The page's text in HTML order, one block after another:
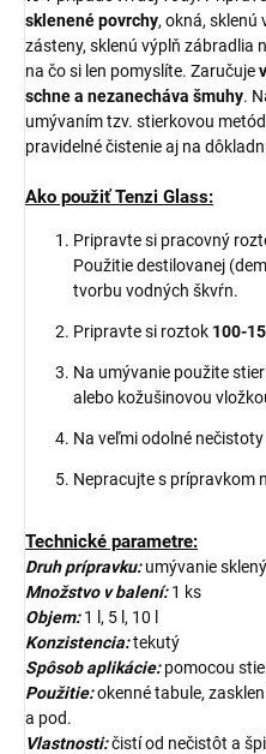
sklenené povrchy, okná, sklenú
zásteny, sklenú výplň zábradlia
na čo si len pomyslíte. Zaručuje
schne a nezanecháva šmuhy.
umývaním tzv. stierkovou
pravidelné čistenie aj na
Ako použiť Tenzi Glass:
Pripravte si pracovný
Použitie destilovanej
tvorbu vodných škvŕn.
Pripravte si roztok 100-
Na umývanie použite
alebo kožušinovou
Na veľmi odolné
Nepracujte s prípravkom
Technické parametre:
Druh prípravku:umývanie
Množstvo v balení:1 ks
Objem:1 l, 5 l, 10 l
Konzistencia:tekutý
Spôsob aplikácie:pomocou
Použitie:okenné tabule,
a pod.
Vlastnosti:čistí od nečistôt a